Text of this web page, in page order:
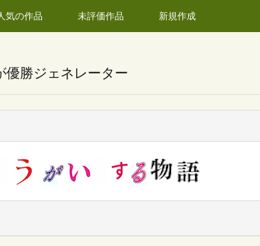
気の作品 未評価作品 新規作成
優勝ジェネレーター